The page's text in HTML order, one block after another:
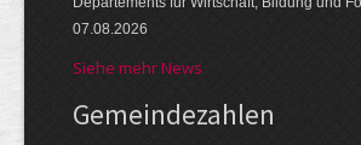
07.08.2026
Siehe mehr News
Gemeinde­zahlen